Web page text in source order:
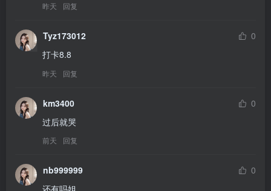
昨天 回复
Tyz173012
0
打卡8.8
昨天 回复
km3400
0
过后就哭
前天 回复
nb999999
0
还有吗姐